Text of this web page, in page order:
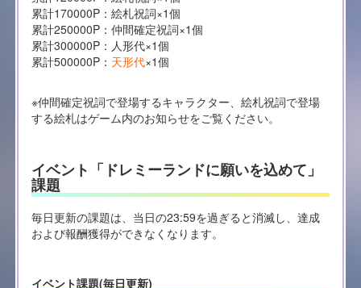
累計170000P：絵札祝詞×1個
累計250000P：仲間確定祝詞×1個
累計300000P：人形代×1個
累計500000P： 天形代×1個
※仲間確定祝詞で登場するキャラクター、絵札祝詞で登場
する絵札はゲーム内のお知らせをご覧ください。
イベント「ドレミーランドに願いを込めて」
課題
毎日更新の課題は、当日の23:59を過ぎると消滅し、達成
および報酬獲得ができなくなります。
イベント課題(毎日更新)